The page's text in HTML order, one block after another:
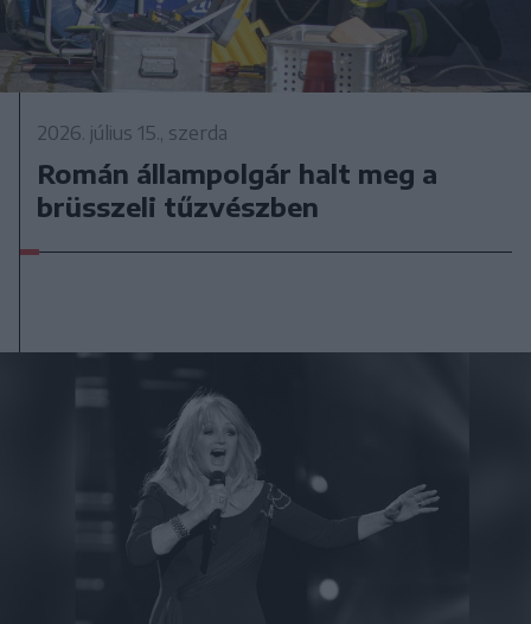
2026. július 15., szerda
Román állampolgár halt meg a
brüsszeli tűzvészben